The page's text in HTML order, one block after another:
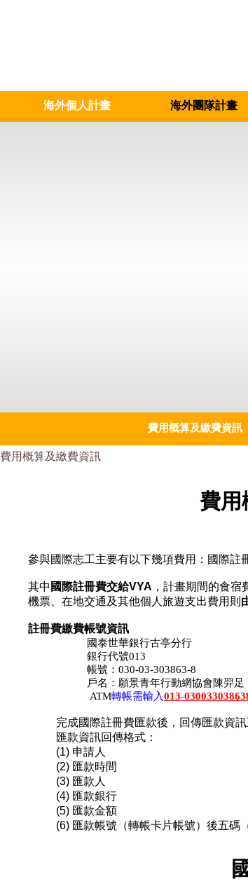
海外個人計畫 海外團隊計畫
費用概算及繳費資訊
費用概算及繳費資訊
費用
參與國際志工主要有以下幾項費用：國際註
其中 國際註冊費交給VYA ，計畫期間的食宿
機票、在地交通及其他個人旅遊支出費用則
註冊費繳費帳號資訊
國泰世華銀行古亭分行
銀行代號013
帳號：030-03-303863-8
戶名：願景青年行動網協會陳羿足
ATM轉帳需輸入013-
完成國際註冊費匯款後，回傳匯款資訊
匯款資訊回傳格式：
(1) 申請人
(2) 匯款時間
(3) 匯款人
(4) 匯款銀行
(5) 匯款金額
(6) 匯款帳號（轉帳卡片帳號）後五碼